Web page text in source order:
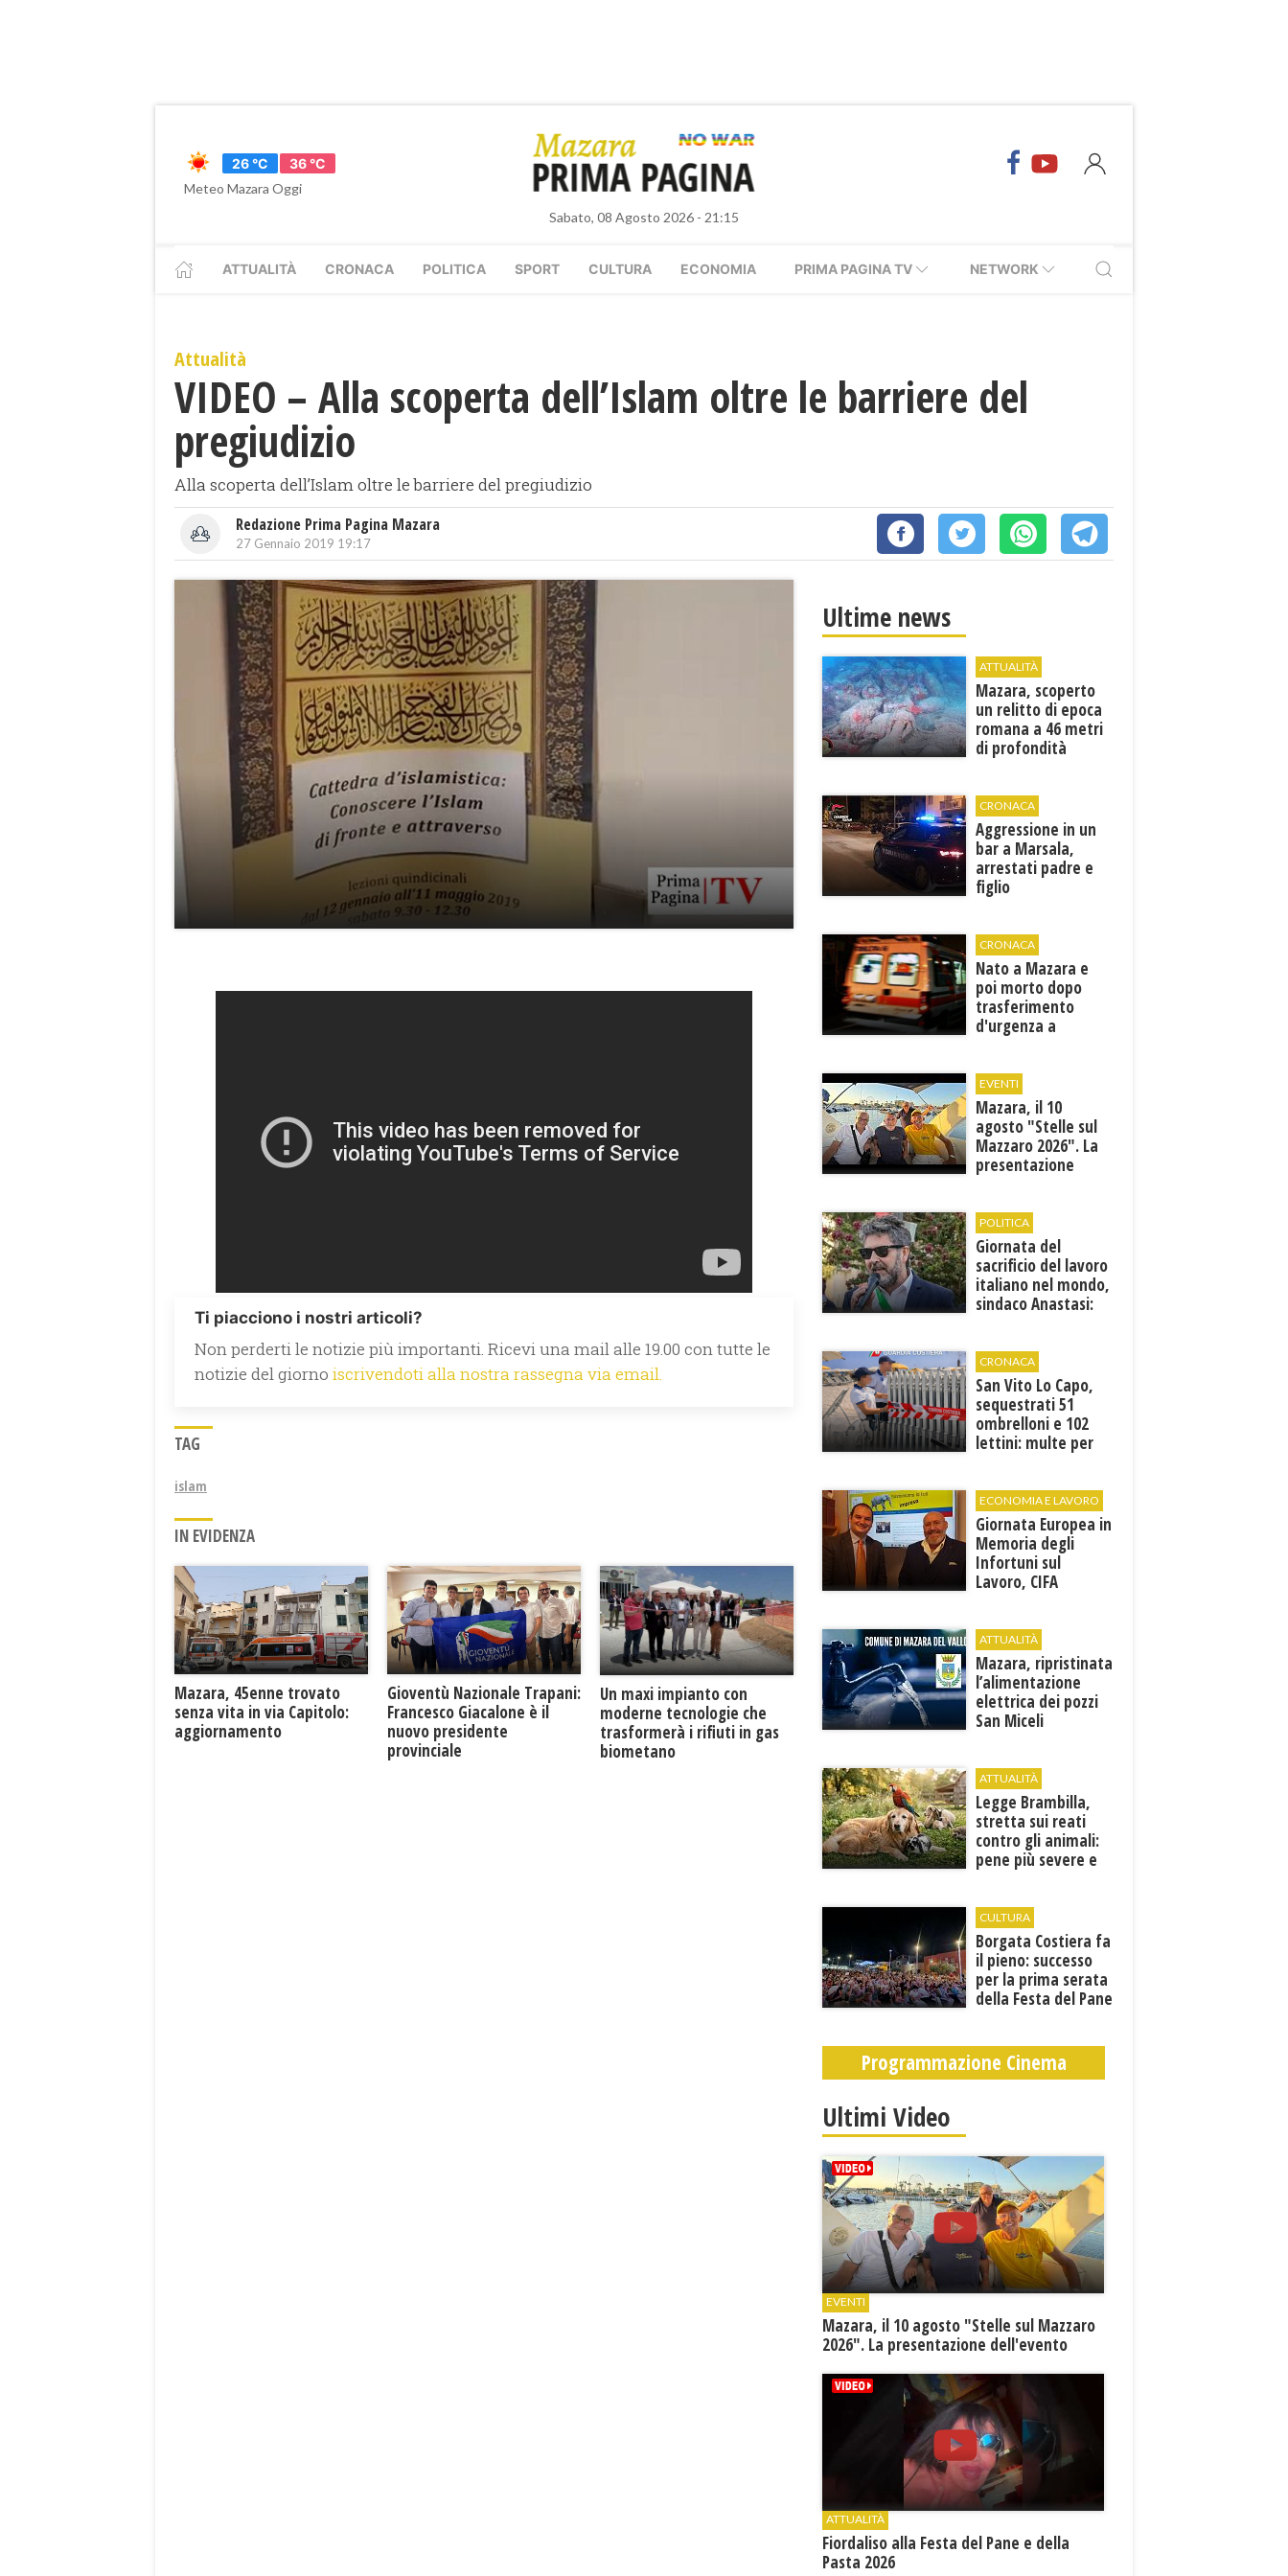
26 °C
36 °C
Meteo Mazara Oggi
Sabato, 08 Agosto 2026 - 21:15
ATTUALITÀ CRONACA POLITICA SPORT CULTURA ECONOMIA PRIMA PAGINA TV NETWORK
Attualità
VIDEO – Alla scoperta dell’Islam oltre le barriere del
pregiudizio
Alla scoperta dell’Islam oltre le barriere del pregiudizio
Redazione Prima Pagina Mazara
27 Gennaio 2019 19:17
Ti piacciono i nostri articoli?
Non perderti le notizie più importanti. Ricevi una mail alle 19.00 con tutte le
notizie del giorno iscrivendoti alla nostra rassegna via email.
TAG
islam
IN EVIDENZA
Mazara, 45enne trovato
senza vita in via Capitolo:
aggiornamento
Gioventù Nazionale Trapani:
Francesco Giacalone è il
nuovo presidente
provinciale
Un maxi impianto con
moderne tecnologie che
trasformerà i rifiuti in gas
biometano
Ultime news
ATTUALITÀ
Mazara, scoperto
un relitto di epoca
romana a 46 metri
di profondità
CRONACA
Aggressione in un
bar a Marsala,
arrestati padre e
figlio
CRONACA
Nato a Mazara e
poi morto dopo
trasferimento
d'urgenza a
EVENTI
Mazara, il 10
agosto "Stelle sul
Mazzaro 2026". La
presentazione
POLITICA
Giornata del
sacrificio del lavoro
italiano nel mondo,
sindaco Anastasi:
presente”
CRONACA
San Vito Lo Capo,
sequestrati 51
ombrelloni e 102
lettini: multe per
ECONOMIA E LAVORO
Giornata Europea in
Memoria degli
Infortuni sul
Lavoro, CIFA
tradursi in
prevenzione”
ATTUALITÀ
Mazara, ripristinata
l’alimentazione
elettrica dei pozzi
San Miceli
ATTUALITÀ
Legge Brambilla,
stretta sui reati
contro gli animali:
pene più severe e
CULTURA
​Borgata Costiera fa
il pieno: successo
per la prima serata
della Festa del Pane
Programmazione Cinema
Ultimi Video
EVENTI
Mazara, il 10 agosto "Stelle sul Mazzaro
2026". La presentazione dell'evento
ATTUALITÀ
Fiordaliso alla Festa del Pane e della
Pasta 2026